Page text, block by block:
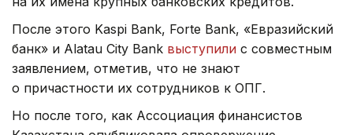
После этого Kaspi Bank, Forte Bank, «Евразийский
банк» и Alatau City Bank выступили с совместным
заявлением, отметив, что не знают
о причастности их сотрудников к ОПГ.
Но после того, как Ассоциация финансистов